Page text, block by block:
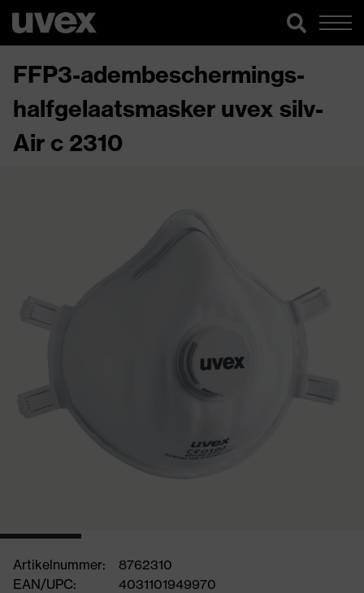
FFP3-adembeschermings-
halfgelaatsmasker uvex silv-
Air c 2310
Artikelnummer:
8762310
EAN/UPC:
4031101949970